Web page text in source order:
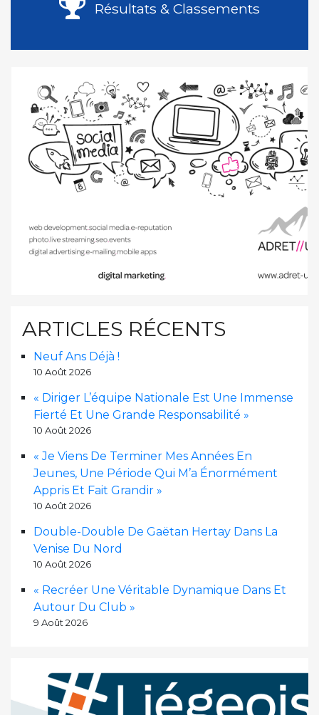
Résultats & Classements
ARTICLES RÉCENTS
Neuf Ans Déjà !
10 Août 2026
« Diriger L’équipe Nationale Est Une Immense
Fierté Et Une Grande Responsabilité »
10 Août 2026
« Je Viens De Terminer Mes Années En
Jeunes, Une Période Qui M’a Énormément
Appris Et Fait Grandir »
10 Août 2026
Double-Double De Gaëtan Hertay Dans La
Venise Du Nord
10 Août 2026
« Recréer Une Véritable Dynamique Dans Et
Autour Du Club »
9 Août 2026